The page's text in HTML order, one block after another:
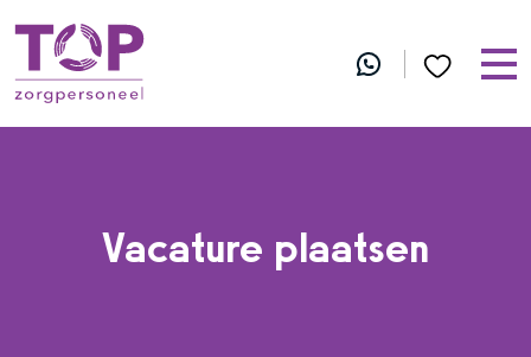
Vacature plaatsen